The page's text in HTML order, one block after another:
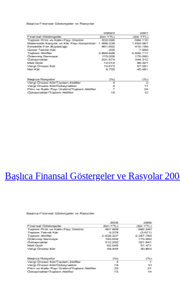
Başlıca Finansal Göstergeler ve Rasyolar